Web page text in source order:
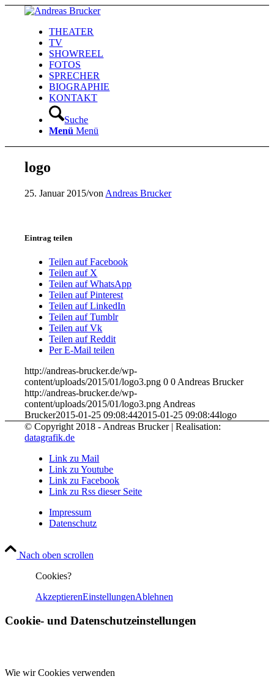
THEATER
TV
SHOWREEL
FOTOS
SPRECHER
BIOGRAPHIE
KONTAKT
Suche
Menü Menü
logo
25. Januar 2015/von Andreas Brucker
Eintrag teilen
Teilen auf Facebook
Teilen auf X
Teilen auf WhatsApp
Teilen auf Pinterest
Teilen auf LinkedIn
Teilen auf Tumblr
Teilen auf Vk
Teilen auf Reddit
Per E-Mail teilen
http://andreas-brucker.de/wp-
content/uploads/2015/01/logo3.png 0 0 Andreas Brucker
http://andreas-brucker.de/wp-
content/uploads/2015/01/logo3.png Andreas
Brucker2015-01-25 09:08:442015-01-25 09:08:44logo
© Copyright 2018 - Andreas Brucker | Realisation:
datagrafik.de
Link zu Mail
Link zu Youtube
Link zu Facebook
Link zu Rss dieser Seite
Impressum
Datenschutz
Nach oben scrollen
Cookies?
AkzeptierenEinstellungenAblehnen
Cookie- und Datenschutzeinstellungen
Wie wir Cookies verwenden